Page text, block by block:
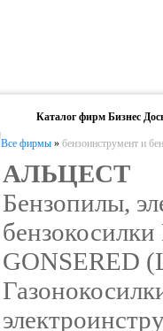
Каталог фирм Бизнес
Все фирмы » бензоинструмент и
АЛЬЦЕСТ
Бензопилы,
GONSERED